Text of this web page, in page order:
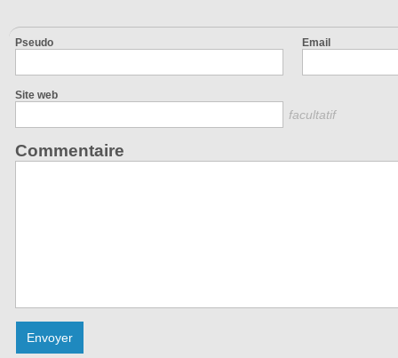
Pseudo Email
Site web
facultatif
Commentaire